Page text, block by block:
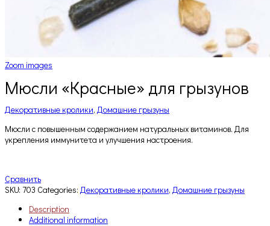
Zoom images
Мюсли «Красные» для грызунов
Декоративные кролики, Домашние грызуны
Мюсли с повышенным содержанием натуральных витаминов. Для
укрепления иммунитета и улучшения настроения.
Сравнить
SKU: 703 Categories: Декоративные кролики, Домашние грызуны
Description
Additional information